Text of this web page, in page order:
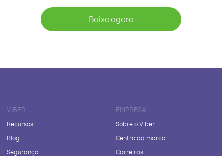
Baixe agora
VIBER
Recursos
Blog
Segurança
EMPRESA
Sobre o Viber
Centro da marca
Carreiras